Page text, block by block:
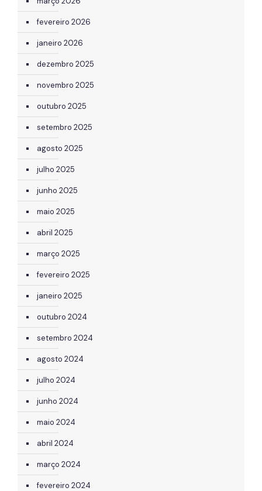
fevereiro 2026
janeiro 2026
dezembro 2025
novembro 2025
outubro 2025
setembro 2025
agosto 2025
julho 2025
junho 2025
maio 2025
abril 2025
março 2025
fevereiro 2025
janeiro 2025
outubro 2024
setembro 2024
agosto 2024
julho 2024
junho 2024
maio 2024
abril 2024
março 2024
fevereiro 2024